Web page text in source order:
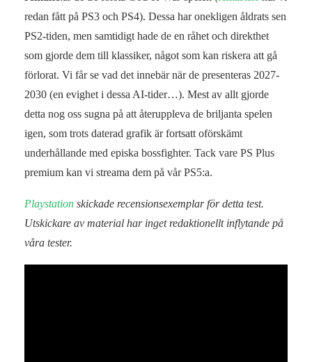
redan fått på PS3 och PS4). Dessa har onekligen åldrats sen
PS2-tiden, men samtidigt hade de en råhet och direkthet
som gjorde dem till klassiker, något som kan riskera att gå
förlorat. Vi får se vad det innebär när de presenteras 2027-
2030 (en evighet i dessa AI-tider…). Mest av allt gjorde
detta nog oss sugna på att återuppleva de briljanta spelen
igen, som trots daterad grafik är fortsatt oförskämt
underhållande med episka bossfighter. Tack vare PS Plus
premium kan vi streama dem på vår PS5:a.
Playstation skickade recensionsexemplar för detta test.
Utskickare av material har inget redaktionellt inflytande på
våra tester.